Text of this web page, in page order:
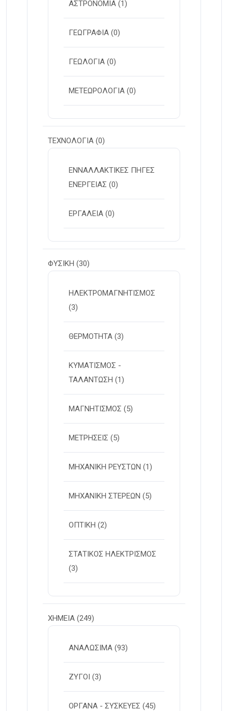
ΑΣΤΡΟΝΟΜΙΑ (1)
ΓΕΩΓΡΑΦΙΑ (0)
ΓΕΩΛΟΓΙΑ (0)
ΜΕΤΕΩΡΟΛΟΓΙΑ (0)
ΤΕΧΝΟΛΟΓΙΑ (0)
ΕΝΝΑΛΛΑΚΤΙΚΕΣ ΠΗΓΕΣ
ΕΝΕΡΓΕΙΑΣ (0)
ΕΡΓΑΛΕΙΑ (0)
ΦΥΣΙΚΗ (30)
ΗΛΕΚΤΡΟΜΑΓΝΗΤΙΣΜΟΣ
(3)
ΘΕΡΜΟΤΗΤΑ (3)
ΚΥΜΑΤΙΣΜΟΣ -
ΤΑΛΑΝΤΩΣΗ (1)
ΜΑΓΝΗΤΙΣΜΟΣ (5)
ΜΕΤΡΗΣΕΙΣ (5)
ΜΗΧΑΝΙΚΗ ΡΕΥΣΤΩΝ (1)
ΜΗΧΑΝΙΚΗ ΣΤΕΡΕΩΝ (5)
ΟΠΤΙΚΗ (2)
ΣΤΑΤΙΚΟΣ ΗΛΕΚΤΡΙΣΜΟΣ
(3)
ΧΗΜΕΙΑ (249)
ΑΝΑΛΩΣΙΜΑ (93)
ΖΥΓΟΙ (3)
ΟΡΓΑΝΑ - ΣΥΣΚΕΥΕΣ (45)